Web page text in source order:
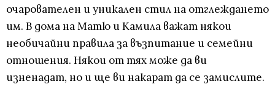
очарователен и уникален стил на отглеждането
им. В дома на Матю и Камила важат някои
необичайни правила за възпитание и семейни
отношения. Някои от тях може да ви
изненадат, но и ще ви накарат да се замислите.